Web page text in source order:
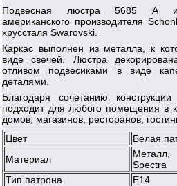
Подвесная люстра 5685 A
американского производителя
хруссталя Swarovski.
Каркас выполнен из металла, к
виде свечей. Люстра
отливом подвесиками в виде
деталями.
Благодаря сочетанию
подходит для любого помещения в
домов, магазинов, ресторанов,
Цвет
Белая
Материал
Spectra
Тип патрона
Е14